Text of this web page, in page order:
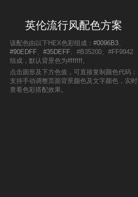
英伦流行风配色方案
该配色由以下HEX色彩组成： #0096B3、
#90EDFF、 #35DEFF、#B35200、#FF9942
组成，默认背景色为#ffffff。
点击圆形及下方色值，可直接复制颜色代码；
支持手动调整页面背景颜色及文字颜色，实时
查看色彩搭配效果。